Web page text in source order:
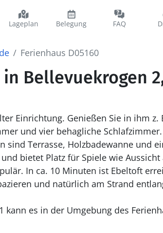
Lageplan Belegung FAQ
Ferienhaus D05160
Bellevuekrogen
Einrichtung. Genießen Sie in ihm
und vier behagliche
Terrasse, Holzbadewanne und
bietet Platz für Spiele wie
In ca. 10 Minuten ist Ebeltoft
und natürlich am Strand
kann es in der Umgebung des